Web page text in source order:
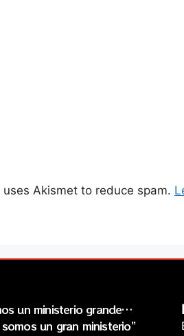
Akismet to reduce spam.
un ministerio grande…
un gran ministerio”